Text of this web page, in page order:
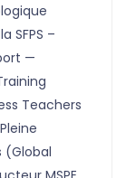
SFPS –
—
Teachers
(Global